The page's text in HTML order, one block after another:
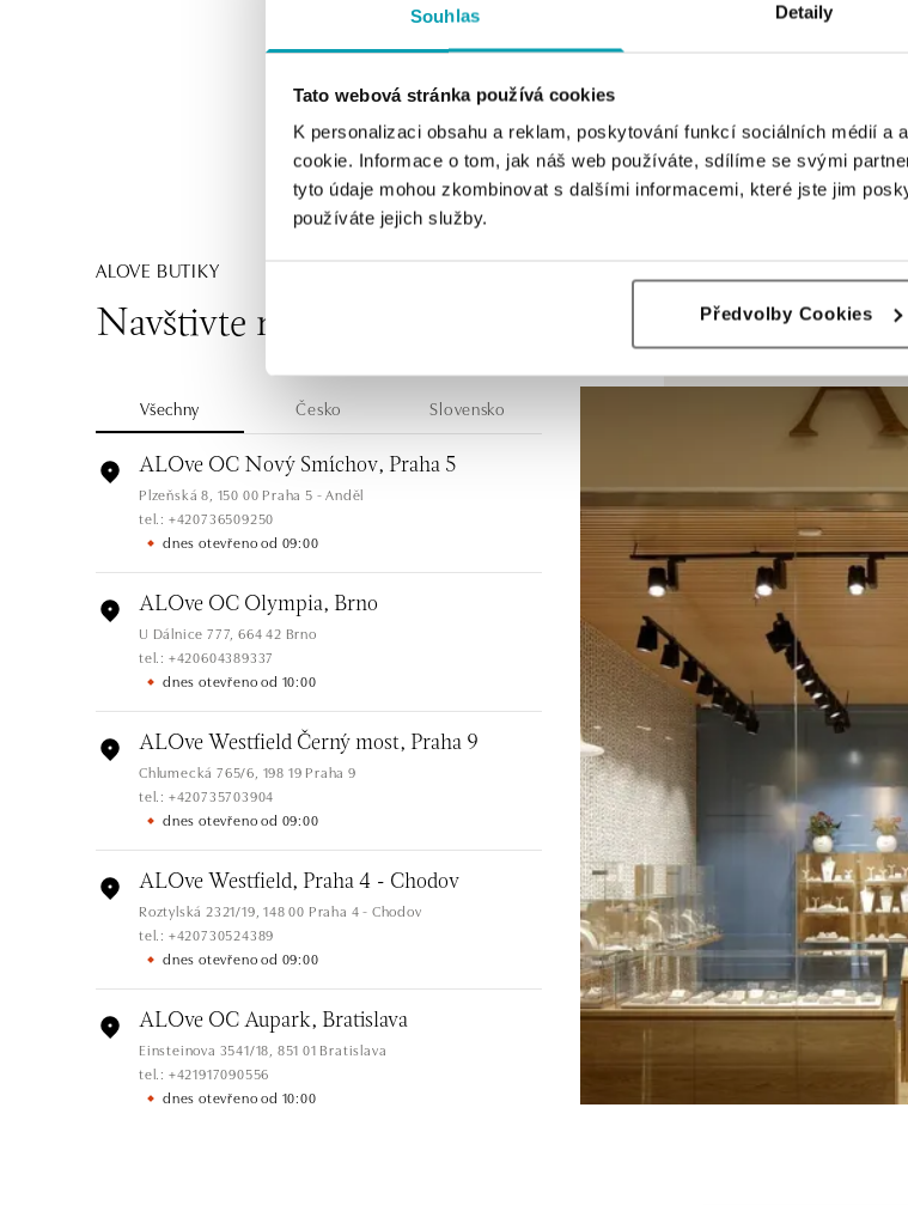
Souhlas Detaily
Tato webová stránka používá cookies
K personalizaci obsahu a reklam, poskytování funkcí sociálních médií a
cookie. Informace o tom, jak náš web používáte, sdílíme se svými
tyto údaje mohou zkombinovat s dalšími informacemi, které jste jim
používáte jejich služby.
Předvolby Cookies
ALOVE BUTIKY
Navštivte naše butiky
Všechny Česko Slovensko
ALOve OC Nový Smíchov, Praha 5
Plzeňská 8, 150 00 Praha 5 - Anděl
tel.: +420736509250
dnes otevřeno od 09:00
ALOve OC Olympia, Brno
U Dálnice 777, 664 42 Brno
tel.: +420604389337
dnes otevřeno od 10:00
ALOve Westfield Černý most, Praha 9
Chlumecká 765/6, 198 19 Praha 9
tel.: +420735703904
dnes otevřeno od 09:00
ALOve Westfield, Praha 4 - Chodov
Roztylská 2321/19, 148 00 Praha 4 - Chodov
tel.: +420730524389
dnes otevřeno od 09:00
ALOve OC Aupark, Bratislava
Einsteinova 3541/18, 851 01 Bratislava
tel.: +421917090556
dnes otevřeno od 10:00